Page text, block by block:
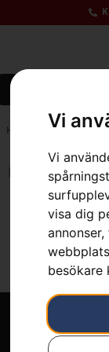
Vi
Vi
visa dig
besökare
Hem 7392930326033
Inga resultat.
Välkommen
Ett komplett